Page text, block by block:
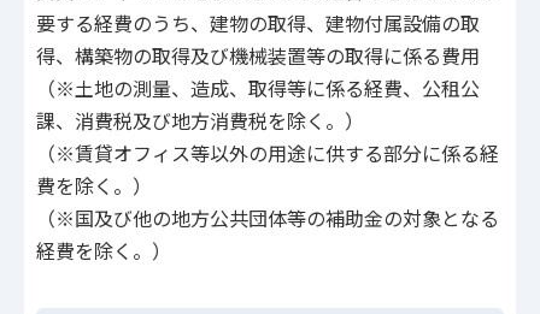
要する経費のうち、建物の取得、建物付属設備の取
得、構築物の取得及び機械装置等の取得に係る費用
（※土地の測量、造成、取得等に係る経費、公租公
課、消費税及び地方消費税を除く。）
（※賃貸オフィス等以外の用途に供する部分に係る経
費を除く。）
（※国及び他の地方公共団体等の補助金の対象となる
経費を除く。）